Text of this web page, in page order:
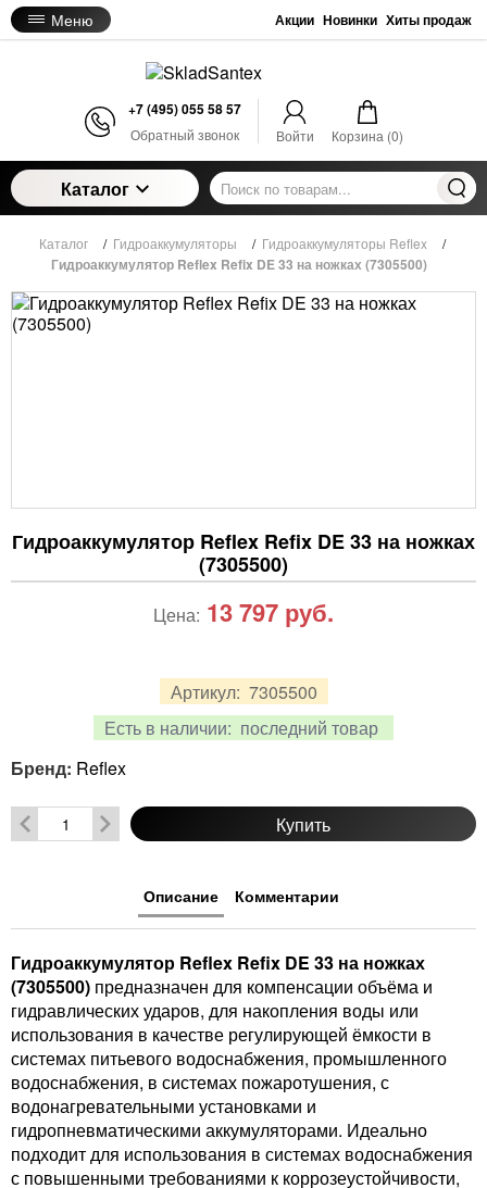
Меню Акции Новинки Хиты продаж
+7 (495) 055 58 57
Обратный звонок Войти Корзина (0)
Каталог
Каталог / Гидроаккумуляторы / Гидроаккумуляторы Reflex /
Гидроаккумулятор Reflex Refix DE 33 на ножках (7305500)
Гидроаккумулятор Reflex Refix DE 33 на ножках
(7305500)
Артикул: 7305500
Есть в наличии: последний товар
Цена: 13 797 руб.
Бренд: Reflex
Купить
Описание Комментарии
Гидроаккумулятор Reflex Refix DE 33 на ножках
(7305500) предназначен для компенсации объёма и
гидравлических ударов, для накопления воды или
использования в качестве регулирующей ёмкости в
системах питьевого водоснабжения, промышленного
водоснабжения, в системах пожаротушения, с
водонагревательными установками и
гидропневматическими аккумуляторами. Идеально
подходит для использования в системах водоснабжения
с повышенными требованиями к коррозеустойчивости,